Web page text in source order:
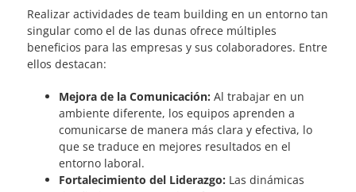
Realizar actividades de team building en un entorno tan
singular como el de las dunas ofrece múltiples
beneficios para las empresas y sus colaboradores. Entre
ellos destacan:
Mejora de la Comunicación: Al trabajar en un
ambiente diferente, los equipos aprenden a
comunicarse de manera más clara y efectiva, lo
que se traduce en mejores resultados en el
entorno laboral.
Fortalecimiento del Liderazgo: Las dinámicas